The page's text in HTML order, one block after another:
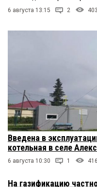
6 августа 13:15 2 403
Введена в
котельная в селе
6 августа 10:30 1 416
На газификацию